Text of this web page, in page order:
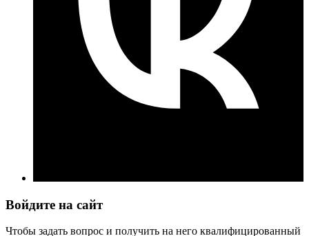
Войдите на сайт
Чтобы задать вопрос и получить на него квалифицированный